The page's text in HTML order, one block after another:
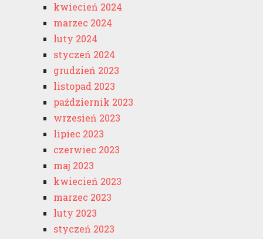
kwiecień 2024
marzec 2024
luty 2024
styczeń 2024
grudzień 2023
listopad 2023
październik 2023
wrzesień 2023
lipiec 2023
czerwiec 2023
maj 2023
kwiecień 2023
marzec 2023
luty 2023
styczeń 2023